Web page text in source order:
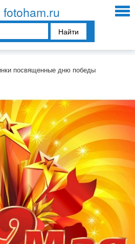
fotoham.ru
Найти
посвященные дню победы